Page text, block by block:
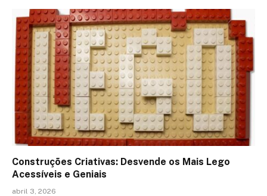
Construções Criativas: Desvende os Mais Lego
Acessíveis e Geniais
abril 3, 2026